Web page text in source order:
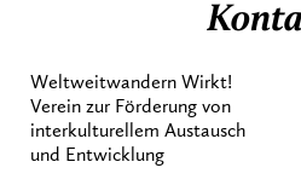
Weltweitwandern Wirkt!
Verein zur Förderung von
interkulturellem Austausch
und Entwicklung